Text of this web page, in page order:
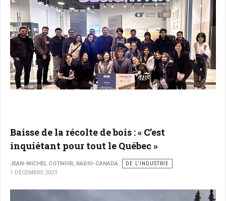
Baisse de la récolte de bois : « C’est
inquiétant pour tout le Québec »
JEAN-MICHEL COTNOIR, RADIO-CANADA
DE L’INDUSTRIE
1 DÉCEMBRE 2023